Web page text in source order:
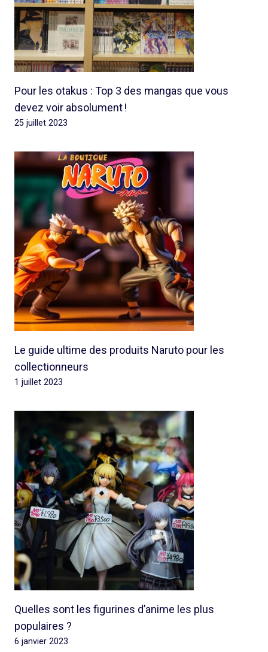
Pour les otakus : Top 3 des mangas que vous
devez voir absolument !
25 juillet 2023
Le guide ultime des produits Naruto pour les
collectionneurs
1 juillet 2023
Quelles sont les figurines d’anime les plus
populaires ?
6 janvier 2023